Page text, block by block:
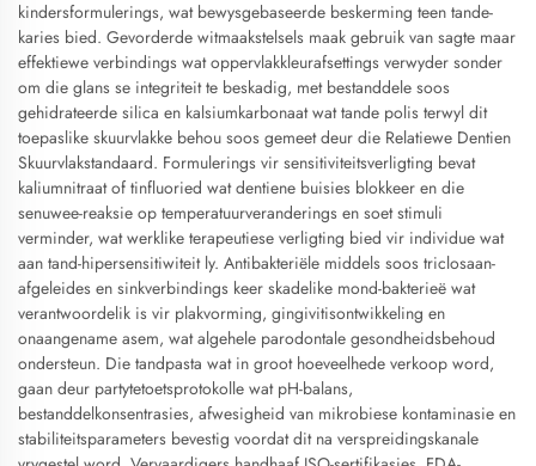
kindersformulerings, wat bewysgebaseerde beskerming teen tande-
karies bied. Gevorderde witmaakstelsels maak gebruik van sagte maar
effektiewe verbindings wat oppervlakkleurafsettings verwyder sonder
om die glans se integriteit te beskadig, met bestanddele soos
gehidrateerde silica en kalsiumkarbonaat wat tande polis terwyl dit
toepaslike skuurvlakke behou soos gemeet deur die Relatiewe Dentien
Skuurvlakstandaard. Formulerings vir sensitiviteitsverligting bevat
kaliumnitraat of tinfluoried wat dentiene buisies blokkeer en die
senuwee-reaksie op temperatuurveranderings en soet stimuli
verminder, wat werklike terapeutiese verligting bied vir individue wat
aan tand-hipersensitiwiteit ly. Antibakteriële middels soos triclosaan-
afgeleides en sinkverbindings keer skadelike mond-bakterieë wat
verantwoordelik is vir plakvorming, gingivitisontwikkeling en
onaangename asem, wat algehele parodontale gesondheidsbehoud
ondersteun. Die tandpasta wat in groot hoeveelhede verkoop word,
gaan deur partytetoetsprotokolle wat pH-balans,
bestanddelkonsentrasies, afwesigheid van mikrobiese kontaminasie en
stabiliteitsparameters bevestig voordat dit na verspreidingskanale